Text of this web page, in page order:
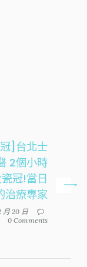
]台北士
2個小時
冠!當日
治療專家
月 20 日
0 Comments